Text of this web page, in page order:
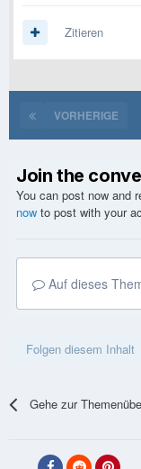
Zitieren
VORHERIGE
Join the
You can post now and
now to post with your
Auf dieses
Folgen diesem Inhalt
Gehe zur